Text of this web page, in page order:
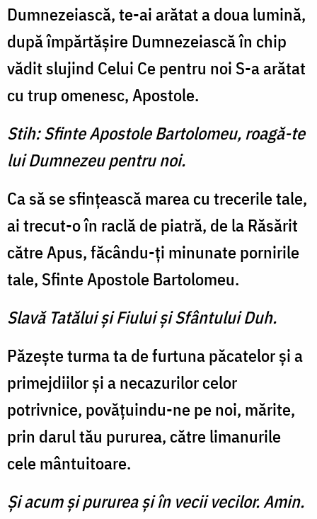
Dumnezeiască, te-ai arătat a doua lumină,
după împărtăşire Dumnezeiască în chip
vădit slujind Celui Ce pentru noi S-a arătat
cu trup omenesc, Apostole.
Stih: Sfinte Apostole Bartolomeu, roagă-te
lui Dumnezeu pentru noi.
Ca să se sfinţească marea cu trecerile tale,
ai trecut-o în raclă de piatră, de la Răsărit
către Apus, făcându-ţi minunate pornirile
tale, Sfinte Apostole Bartolomeu.
Slavă Tatălui şi Fiului şi Sfântului Duh.
Păzeşte turma ta de furtuna păcatelor şi a
primejdiilor şi a necazurilor celor
potrivnice, povăţuindu-ne pe noi, mărite,
prin darul tău pururea, către limanurile
cele mântuitoare.
Şi acum şi pururea şi în vecii vecilor. Amin.